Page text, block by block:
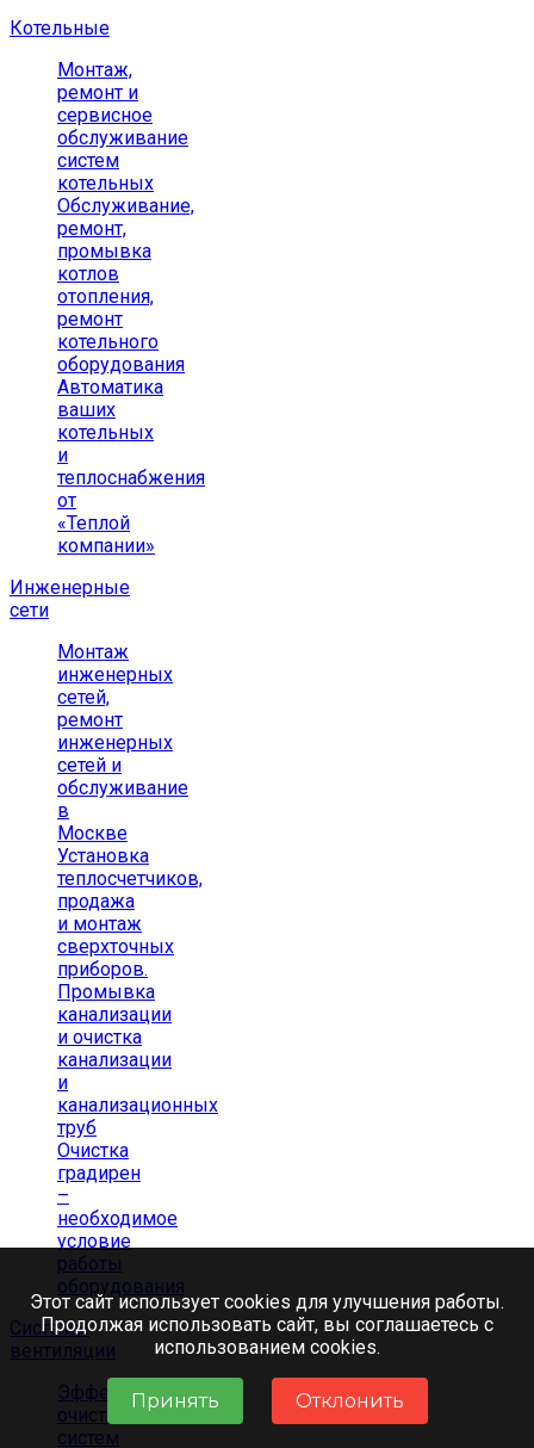
Этот сайт использует cookies для улучшения работы.
Продолжая использовать сайт, вы соглашаетесь с
использованием cookies.
Принять Отклонить
Котельные
Монтаж,
ремонт и
сервисное
обслуживание
систем
котельных
Обслуживание,
ремонт,
промывка
котлов
отопления,
ремонт
котельного
оборудования
Автоматика
ваших
котельных
и
теплоснабжения
от
«Теплой
компании»
Инженерные
сети
Монтаж
инженерных
сетей,
ремонт
инженерных
сетей и
обслуживание
в
Москве
Установка
теплосчетчиков,
продажа
и монтаж
сверхточных
приборов.
Промывка
канализации
и очистка
канализации
и
канализационных
труб
Очистка
градирен
–
необходимое
условие
работы
оборудования
Системы
вентиляции
Эффективная
очистка
систем